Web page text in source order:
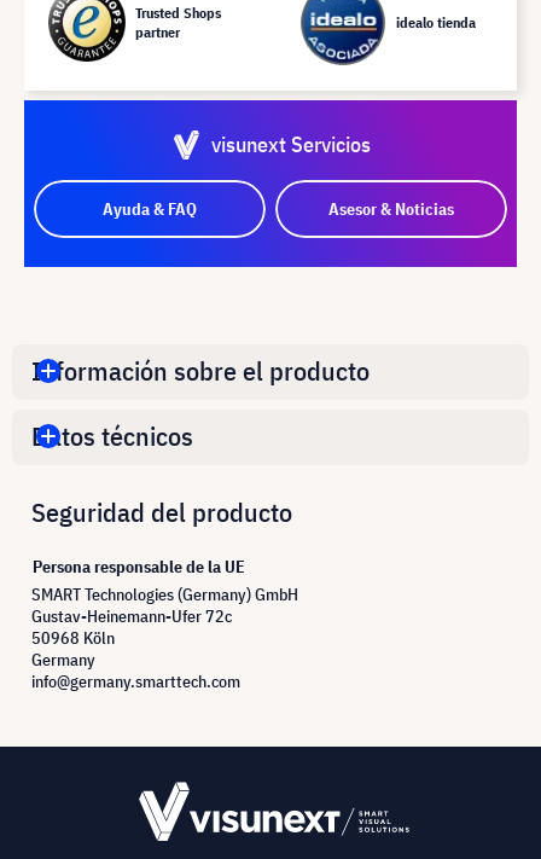
Trusted Shops
partner
idealo tienda
visunext Servicios
Ayuda & FAQ Asesor & Noticias
Información sobre el producto
Datos técnicos
Seguridad del producto
Persona responsable de la UE
SMART Technologies (Germany) GmbH
Gustav-Heinemann-Ufer 72c
50968 Köln
Germany
info@germany.smarttech.com